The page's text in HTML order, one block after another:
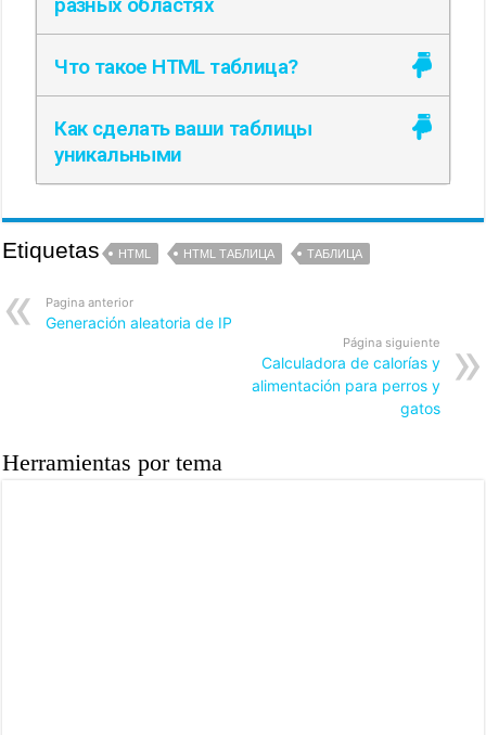
разных областях
Что такое HTML таблица?
Как сделать ваши таблицы
уникальными
Etiquetas HTML HTML ТАБЛИЦА ТАБЛИЦА
Pagina anterior
Generación aleatoria de IP
Página siguiente
Calculadora de calorías y
alimentación para perros y
gatos
Herramientas por tema